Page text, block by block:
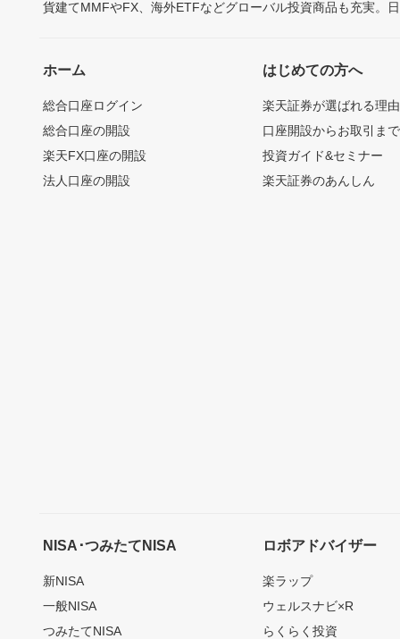
貨建てMMFやFX、海外ETFなどグローバル投資商品も充実。
ホーム
総合口座ログイン
総合口座の開設
楽天FX口座の開設
法人口座の開設
はじめての方へ
楽天証券が選ばれる理由
口座開設からお取引ま
投資ガイド&セミナー
楽天証券のあんしん
NISA･つみたてNISA
新NISA
一般NISA
つみたてNISA
ロボアドバイザー
楽ラップ
ウェルスナビ×R
らくらく投資